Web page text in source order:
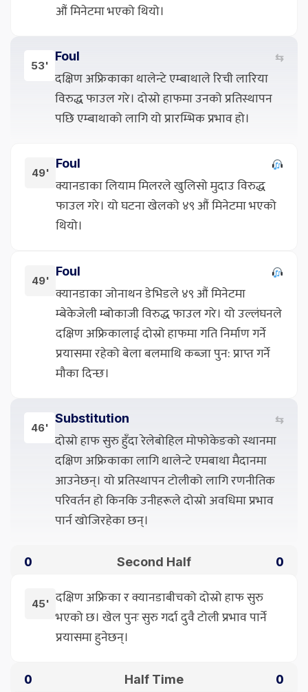
औं मिनेटमा भएको थियो।
53'
Foul ⇆
दक्षिण अफ्रिकाका थालेन्टे एम्बाथाले रिची लारिया
विरुद्ध फाउल गरे। दोस्रो हाफमा उनको प्रतिस्थापन
पछि एम्बाथाको लागि यो प्रारम्भिक प्रभाव हो।
49'
Foul
क्यानडाका लियाम मिलरले खुलिसो मुदाउ विरुद्ध
फाउल गरे। यो घटना खेलको ४९ औं मिनेटमा भएको
थियो।
49'
Foul
क्यानडाका जोनाथन डेभिडले ४९ औं मिनेटमा
म्बेकेजेली म्बोकाजी विरुद्ध फाउल गरे। यो उल्लंघनले
दक्षिण अफ्रिकालाई दोस्रो हाफमा गति निर्माण गर्ने
प्रयासमा रहेको बेला बलमाथि कब्जा पुन: प्राप्त गर्ने
मौका दिन्छ।
46'
Substitution ⇆
दोस्रो हाफ सुरु हुँदा रेलेबोहिल मोफोकेङको स्थानमा
दक्षिण अफ्रिकाका लागि थालेन्टे एमबाथा मैदानमा
आउनेछन्। यो प्रतिस्थापन टोलीको लागि रणनीतिक
परिवर्तन हो किनकि उनीहरूले दोस्रो अवधिमा प्रभाव
पार्न खोजिरहेका छन्।
0 Second Half 0
45' दक्षिण अफ्रिका र क्यानडाबीचको दोस्रो हाफ सुरु
भएको छ। खेल पुनः सुरु गर्दा दुवै टोली प्रभाव पार्ने
प्रयासमा हुनेछन्।
0 Half Time 0